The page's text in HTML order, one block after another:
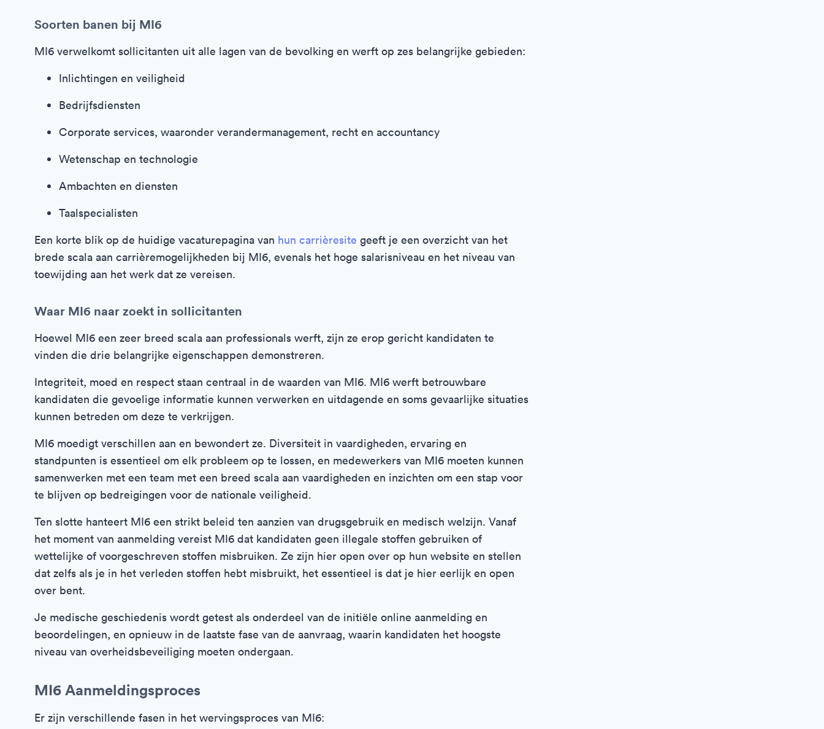
Soorten banen bij MI6
MI6 verwelkomt sollicitanten uit alle lagen van de bevolking en werft op zes belangrijke gebieden:
Inlichtingen en veiligheid
Bedrijfsdiensten
Corporate services, waaronder verandermanagement, recht en accountancy
Wetenschap en technologie
Ambachten en diensten
Taalspecialisten
Een korte blik op de huidige vacaturepagina van hun carrièresite geeft je een overzicht van het
brede scala aan carrièremogelijkheden bij MI6, evenals het hoge salarisniveau en het niveau van
toewijding aan het werk dat ze vereisen.
Waar MI6 naar zoekt in sollicitanten
Hoewel MI6 een zeer breed scala aan professionals werft, zijn ze erop gericht kandidaten te
vinden die drie belangrijke eigenschappen demonstreren.
Integriteit, moed en respect staan centraal in de waarden van MI6. MI6 werft betrouwbare
kandidaten die gevoelige informatie kunnen verwerken en uitdagende en soms gevaarlijke situaties
kunnen betreden om deze te verkrijgen.
MI6 moedigt verschillen aan en bewondert ze. Diversiteit in vaardigheden, ervaring en
standpunten is essentieel om elk probleem op te lossen, en medewerkers van MI6 moeten kunnen
samenwerken met een team met een breed scala aan vaardigheden en inzichten om een stap voor
te blijven op bedreigingen voor de nationale veiligheid.
Ten slotte hanteert MI6 een strikt beleid ten aanzien van drugsgebruik en medisch welzijn. Vanaf
het moment van aanmelding vereist MI6 dat kandidaten geen illegale stoffen gebruiken of
wettelijke of voorgeschreven stoffen misbruiken. Ze zijn hier open over op hun website en stellen
dat zelfs als je in het verleden stoffen hebt misbruikt, het essentieel is dat je hier eerlijk en open
over bent.
Je medische geschiedenis wordt getest als onderdeel van de initiële online aanmelding en
beoordelingen, en opnieuw in de laatste fase van de aanvraag, waarin kandidaten het hoogste
niveau van overheidsbeveiliging moeten ondergaan.
MI6 Aanmeldingsproces
Er zijn verschillende fasen in het wervingsproces van MI6: